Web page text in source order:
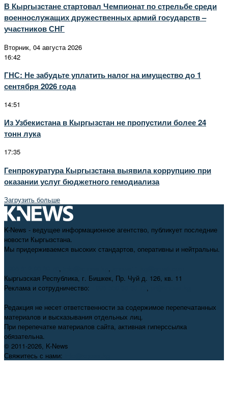
В Кыргызстане стартовал Чемпионат по стрельбе среди
военнослужащих дружественных армий государств –
участников СНГ
Вторник, 04 августа 2026
16:42
ГНС: Не забудьте уплатить налог на имущество до 1
сентября 2026 года
14:51
Из Узбекистана в Кыргызстан не пропустили более 24
тонн лука
17:35
Генпрокуратура Кыргызстана выявила коррупцию при
оказании услуг бюджетного гемодиализа
Загрузить больше
K-News - ведущее информационное агентство, публикует последние
новости Кыргызстана.
Мы придерживаемся высоких стандартов, оперативны и нейтральны.
, ,
Кыргызская Республика, г. Бишкек, Пр. Чуй д. 126, кв. 11
Реклама и сотрудничество:
,
Редакция не несет ответственности за содержимое перепечатанных
материалов и высказывания отдельных лиц.
При перепечатке материалов сайта, активная гиперссылка
обязательна.
© 2011-2026, K-News
Свяжитесь с нами: